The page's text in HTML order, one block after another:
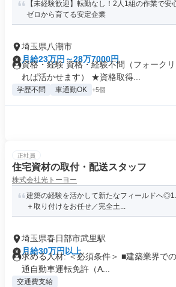
【未経験歓迎】転勤なし！2人1組の作業で
ゼロから育てる安定企業
埼玉県八潮市
月給23万円～28万7000円
資格・経験 資格・経験不問（フォーク
れば活かせます） ★資格取得...
学歴不問 車通勤OK +5個
正社員
住宅資材の取付・配送スタッフ
株式会社光トーヨー
建築の経験を活かして新たなフィールドへ
＋取り付けをお任せ／完全土...
埼玉県春日部市武里駅
月給30万円以上
求める人材: ＜必須条件＞ ■建築業界で
通自動車運転免許（A...
交通費支給